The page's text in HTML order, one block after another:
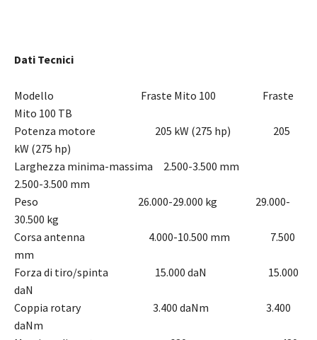
Dati Tecnici
Modello Fraste Mito 100 Fraste
Mito 100 TB
Potenza motore 205 kW (275 hp) 205
kW (275 hp)
Larghezza minima-massima 2.500-3.500 mm
2.500-3.500 mm
Peso 26.000-29.000 kg 29.000-
30.500 kg
Corsa antenna 4.000-10.500 mm 7.500
mm
Forza di tiro/spinta 15.000 daN 15.000
daN
Coppia rotary 3.400 daNm 3.400
daNm